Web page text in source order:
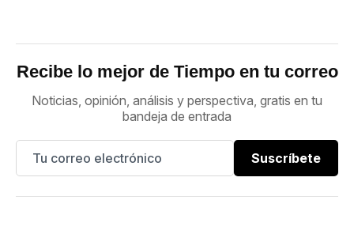
Recibe lo mejor de Tiempo en tu correo
Noticias, opinión, análisis y perspectiva, gratis en tu
bandeja de entrada
Suscríbete